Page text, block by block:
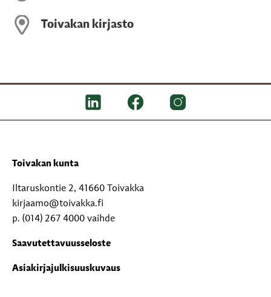
Toivakan kirjasto
Toivakan kunta
Iltaruskontie 2, 41660 Toivakka
kirjaamo@toivakka.fi
p. (014) 267 4000 vaihde
Saavutettavuusseloste
Asiakirjajulkisuuskuvaus